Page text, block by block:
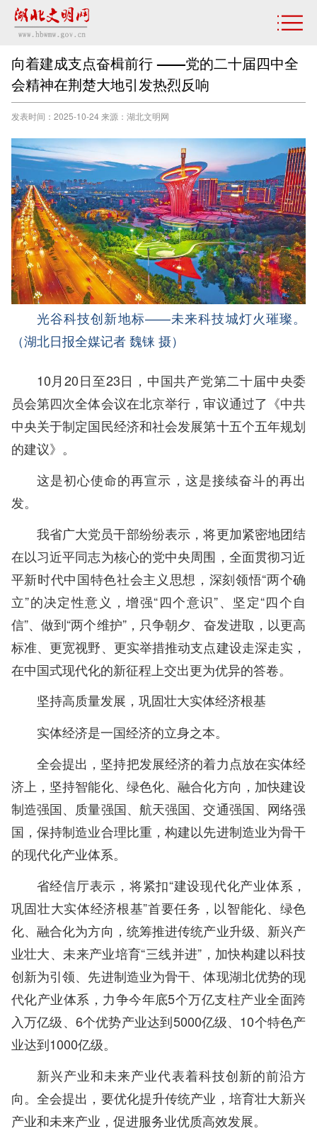
向着建成支点奋楫前行 ——党的二十届四中全
会精神在荆楚大地引发热烈反响
发表时间：2025-10-24 来源：湖北文明网
光谷科技创新地标——未来科技城灯火璀璨。
（湖北日报全媒记者 魏铼 摄）
10月20日至23日，中国共产党第二十届中央委
员会第四次全体会议在北京举行，审议通过了《中共
中央关于制定国民经济和社会发展第十五个五年规划
的建议》。
这是初心使命的再宣示，这是接续奋斗的再出
发。
我省广大党员干部纷纷表示，将更加紧密地团结
在以习近平同志为核心的党中央周围，全面贯彻习近
平新时代中国特色社会主义思想，深刻领悟“两个确
立”的决定性意义，增强“四个意识”、坚定“四个自
信”、做到“两个维护”，只争朝夕、奋发进取，以更高
标准、更宽视野、更实举措推动支点建设走深走实，
在中国式现代化的新征程上交出更为优异的答卷。
坚持高质量发展，巩固壮大实体经济根基
实体经济是一国经济的立身之本。
全会提出，坚持把发展经济的着力点放在实体经
济上，坚持智能化、绿色化、融合化方向，加快建设
制造强国、质量强国、航天强国、交通强国、网络强
国，保持制造业合理比重，构建以先进制造业为骨干
的现代化产业体系。
省经信厅表示，将紧扣“建设现代化产业体系，
巩固壮大实体经济根基”首要任务，以智能化、绿色
化、融合化为方向，统筹推进传统产业升级、新兴产
业壮大、未来产业培育“三线并进”，加快构建以科技
创新为引领、先进制造业为骨干、体现湖北优势的现
代化产业体系，力争今年底5个万亿支柱产业全面跨
入万亿级、6个优势产业达到5000亿级、10个特色产
业达到1000亿级。
新兴产业和未来产业代表着科技创新的前沿方
向。全会提出，要优化提升传统产业，培育壮大新兴
产业和未来产业，促进服务业优质高效发展。